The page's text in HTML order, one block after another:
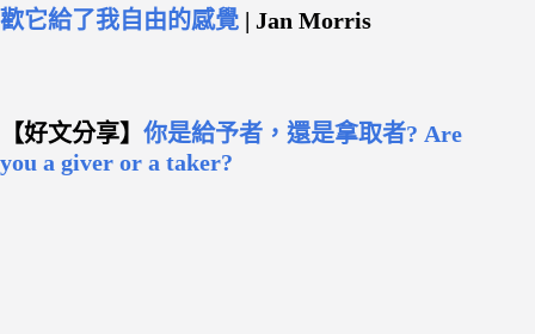
歡它給了我自由的感覺 | Jan Morris
【好文分享】 你是給予者，還是拿取者? Are
you a giver or a taker?